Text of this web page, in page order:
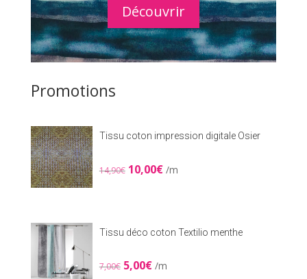
Découvrir
Promotions
Tissu coton impression digitale Osier
14,90€ Le
10,00€Le
/m
Tissu déco coton Textilio menthe
7,00€ Le
5,00€Le
/m